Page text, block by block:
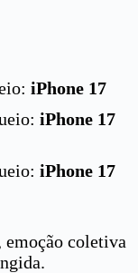
iPhone 17
iPhone 17
iPhone 17
emoção coletiva